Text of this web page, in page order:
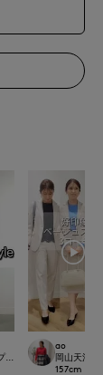
レイス
ao
岡山天満屋
157cm